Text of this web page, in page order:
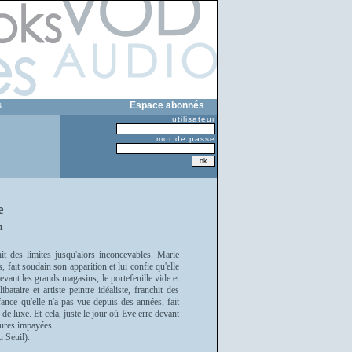
Espace abonnés
utilisateur
mot de passe
des limites jusqu'alors inconcevables. Marie
fait soudain son apparition et lui confie qu'elle
les grands magasins, le portefeuille vide et
et artiste peintre idéaliste, franchit des
qu'elle n'a pas vue depuis des années, fait
luxe. Et cela, juste le jour où Eve erre devant
impayées…
Seuil).